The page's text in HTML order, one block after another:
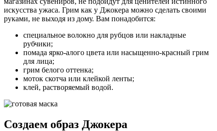
искусства ужаса. Грим как у Джокера можно сделать своими
руками, не выходя из дому. Вам понадобится:
специальное волокно для рубцов или накладные
рубчики;
помада ярко-алого цвета или насыщенно-красный грим
для лица;
грим белого оттенка;
моток скотча или клейкой ленты;
клей, растворяемый водой.
Создаем образ Джокера